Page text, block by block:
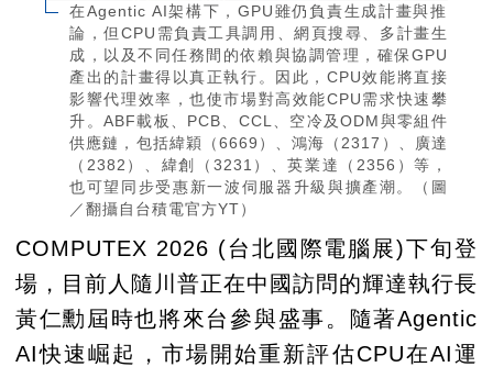
在Agentic AI架構下，GPU雖仍負責生成計畫與推
論，但CPU需負責工具調用、網頁搜尋、多計畫生
成，以及不同任務間的依賴與協調管理，確保GPU
產出的計畫得以真正執行。因此，CPU效能將直接
影響代理效率，也使市場對高效能CPU需求快速攀
升。ABF載板、PCB、CCL、空冷及ODM與零組件
供應鏈，包括緯穎（6669）、鴻海（2317）、廣達
（2382）、緯創（3231）、英業達（2356）等，
也可望同步受惠新一波伺服器升級與擴產潮。（圖
／翻攝自台積電官方YT）
COMPUTEX 2026 (台北國際電腦展)下旬登
場，目前人隨川普正在中國訪問的輝達執行長
黃仁勳屆時也將來台參與盛事。隨著Agentic
AI快速崛起，市場開始重新評估CPU在AI運